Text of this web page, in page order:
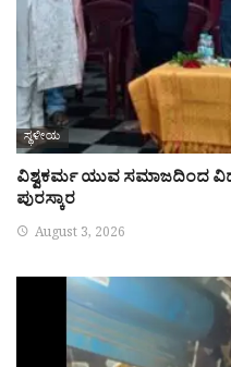
ಸ್ಥಳೀಯ
ವಿಶ್ವಕರ್ಮ ಯುವ ಸಮಾಜದಿಂದ
ಪುರಸ್ಕಾರ
August 3, 2026